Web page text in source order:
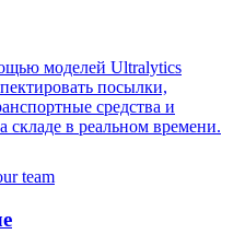
моделей Ultralytics
посылки,
средства и
складе в реальном времени.